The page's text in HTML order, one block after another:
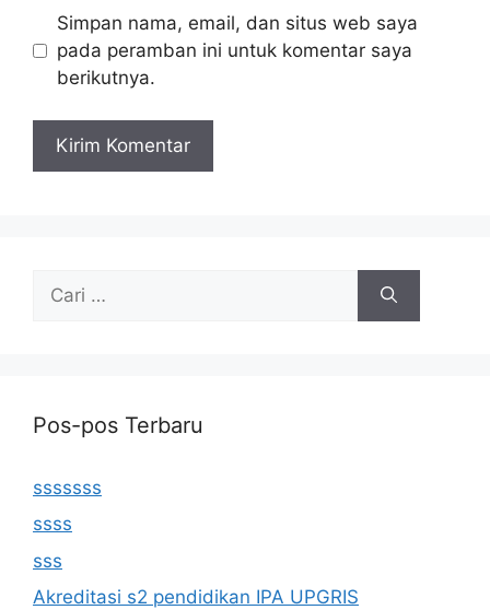
Simpan nama, email, dan situs web saya
pada peramban ini untuk komentar saya
berikutnya.
untuk:
Pos-pos Terbaru
sssssss
ssss
sss
Akreditasi s2 pendidikan IPA UPGRIS